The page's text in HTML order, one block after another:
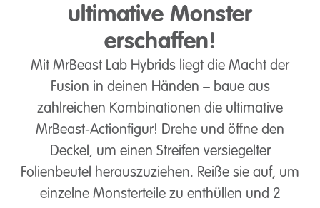
ultimative Monster
erschaffen!
Mit MrBeast Lab Hybrids liegt die Macht der
Fusion in deinen Händen – baue aus
zahlreichen Kombinationen die ultimative
MrBeast-Actionfigur! Drehe und öffne den
Deckel, um einen Streifen versiegelter
Folienbeutel herauszuziehen. Reiße sie auf, um
einzelne Monsterteile zu enthüllen und 2